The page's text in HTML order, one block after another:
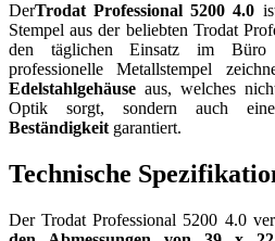
DerTrodat Professional 5200 4.0
Stempel aus der beliebten Trodat
den täglichen Einsatz im Büro
professionelle Metallstempel
Edelstahlgehäuse aus, welches
Optik sorgt, sondern auch eine
Beständigkeitgarantiert.
Technische
Der Trodat Professional 5200 4.0